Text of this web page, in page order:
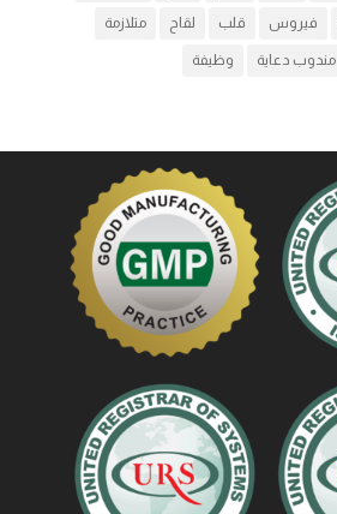
فيروس قلب لقاح متلازمة
مندوب دعاية وظيفة